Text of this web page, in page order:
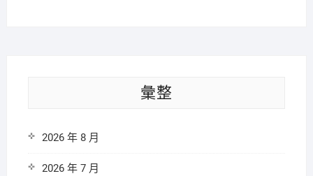
彙整
2026 年 8 月
2026 年 7 月